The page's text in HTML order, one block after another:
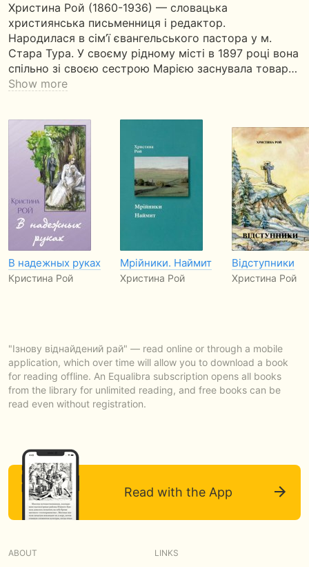
Христина Рой (1860-1936) — словацька
християнська письменниця і редактор.
Народилася в сім’ї євангельського пастора у м.
Стара Тура. У своєму рідному місті в 1897 році вона
спільно зі своєю сестрою Марією заснувала товар…
Show more
В надежных руках
Кристина Рой
Мрійники. Наймит
Христина Рой
Відступники
Христина Рой
"Ізнову віднайдений рай" — read online or through a mobile
application, which over time will allow you to download a book
for reading offline. An Equalibra subscription opens all books
from the library for unlimited reading, and free books can be
read even without registration.
Read with the App
ABOUT LINKS